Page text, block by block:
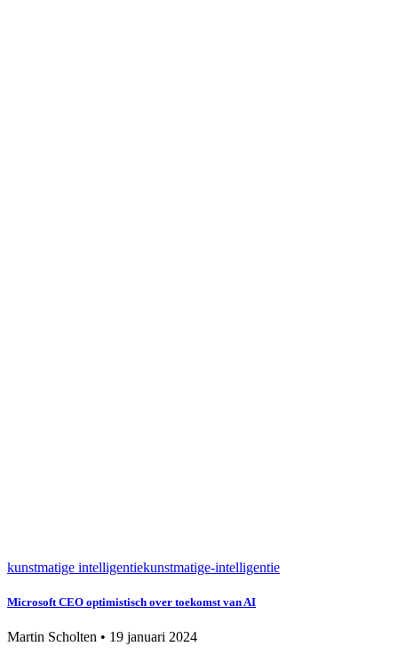
kunstmatige intelligentiekunstmatige-intelligentie
Microsoft CEO optimistisch over toekomst van AI
Martin Scholten • 19 januari 2024